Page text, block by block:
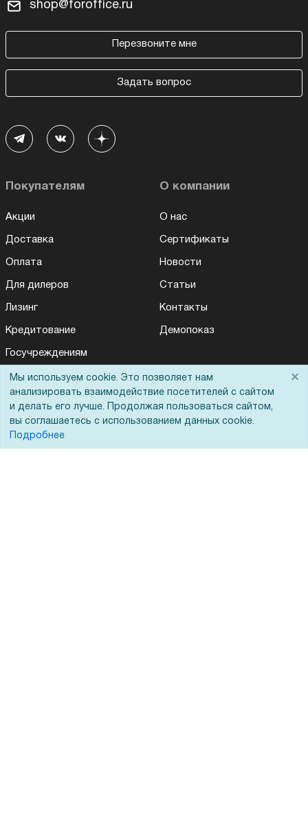
shop@foroffice.ru
Перезвоните мне
Задать вопрос
Покупателям
Акции
Доставка
Оплата
Для дилеров
Лизинг
Кредитование
Госучреждениям
Тендеры
ЭДО
О компании
О нас
Сертификаты
Новости
Статьи
Контакты
Демопоказ
Мы используем cookie. Это позволяет нам
анализировать взаимодействие посетителей с сайтом
и делать его лучше. Продолжая пользоваться сайтом,
вы соглашаетесь с использованием данных cookie.
Подробнее
×